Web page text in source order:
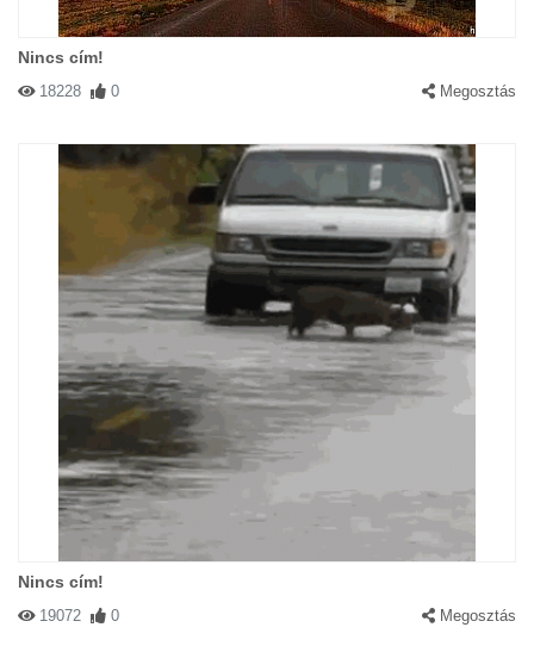
Nincs cím!
18228 0 Megosztás
Nincs cím!
19072 0 Megosztás